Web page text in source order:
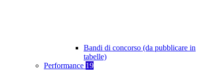
Bandi di concorso (da pubblicare in
tabelle)
Performance 19